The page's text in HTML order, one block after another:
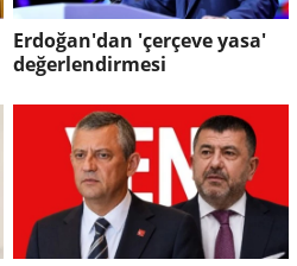
Erdoğan'dan 'çerçeve yasa'
değerlendirmesi